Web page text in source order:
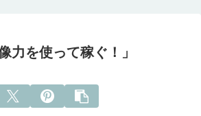
力を使って稼ぐ！」